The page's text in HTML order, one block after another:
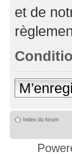
et de
Index du forum